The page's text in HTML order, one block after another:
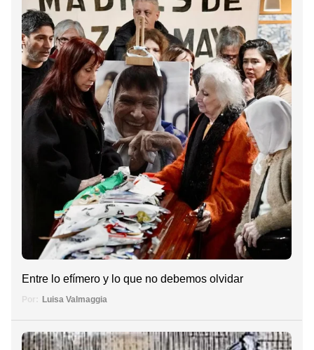
Entre lo efímero y lo que no debemos olvidar
Por: Luisa Valmaggia